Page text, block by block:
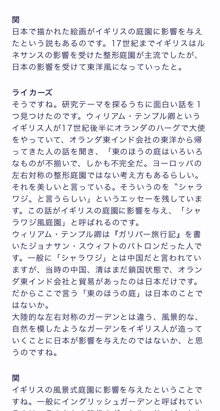
関
日本で描かれた絵画がイギリスの庭園に影響を与え
たという説もあるのです。17世紀までイギリスはル
ネサンスの影響を受けた整形庭園が主流でしたが、
日本の影響を受けて東洋風になっていったと。
ライカーズ
そうですね。研究テーマを探るうちに面白い話を１
つ見つけたのです。ウィリアム・テンプル卿という
イギリス人が17世紀後半にオランダのハーグで大使
をやっていて、オランダ東インド会社の東洋から帰
ってきた人の話を聞き、「東のほうの庭はいろいろ
なものが不揃いで、しかも不完全だ。ヨーロッパの
左右対称の整形庭園ではない考え方もあるらしい。
それを美しいと言っている。そういうのを〝シャラ
ワジ〟と言うらしい」というエッセーを残していま
す。この話がイギリスの庭園に影響を与え、「シャ
ラワジ風庭園」と呼ばれるのです。
ウィリアム・テンプル卿は『ガリバー旅行記』を書
いたジョナサン・スウィフトのパトロンだった人で
す。一般に「シャラワジ」とは中国だと言われてい
ますが、当時の中国、清はまだ鎖国状態で、オラン
ダ東インド会社と貿易があったのは日本だけです。
だからここで言う「東のほうの庭」は日本のことで
はないか。
大陸的な左右対称のガーデンとは違う、風景的な、
自然を模したようなガーデンをイギリス人が造って
いくことに日本が影響を与えたのではないか、と思
うのですね。
関
イギリスの風景式庭園に影響を与えたということで
すね。一般にイングリッシュガーデンと呼ばれてい